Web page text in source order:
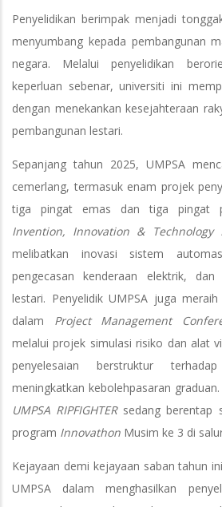
Penyelidikan berimpak menjadi
menyumbang kepada pembangunan
negara. Melalui penyelidikan
keperluan sebenar, universiti ini
dengan menekankan kesejahteraan
pembangunan lestari.
Sepanjang tahun 2025, UMPSA
cemerlang, termasuk enam projek
tiga pingat emas dan tiga pingat
Invention, Innovation & Technology
melibatkan inovasi sistem
pengecasan kenderaan elektrik, dan
lestari. Penyelidik UMPSA juga
dalam Project Management
melalui projek simulasi risiko dan alat
penyelesaian berstruktur
meningkatkan kebolehpasaran
UMPSA RIPFIGHTER sedang berentap
program Innovathon Musim ke 3 di
Kejayaan demi kejayaan saban tahun
UMPSA dalam menghasilkan